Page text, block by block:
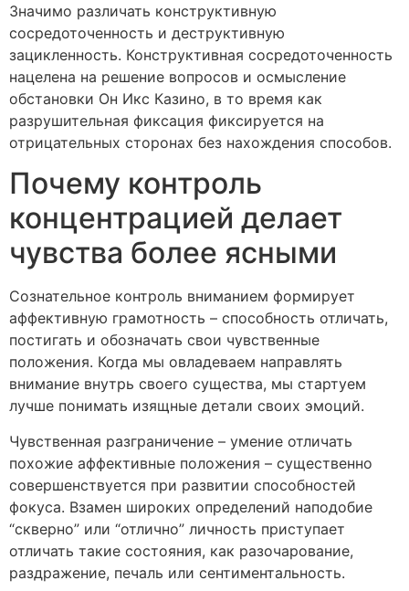
Значимо различать конструктивную
сосредоточенность и деструктивную
зацикленность. Конструктивная сосредоточенность
нацелена на решение вопросов и осмысление
обстановки Он Икс Казино, в то время как
разрушительная фиксация фиксируется на
отрицательных сторонах без нахождения способов.
Почему контроль
концентрацией делает
чувства более ясными
Сознательное контроль вниманием формирует
аффективную грамотность – способность отличать,
постигать и обозначать свои чувственные
положения. Когда мы овладеваем направлять
внимание внутрь своего существа, мы стартуем
лучше понимать изящные детали своих эмоций.
Чувственная разграничение – умение отличать
похожие аффективные положения – существенно
совершенствуется при развитии способностей
фокуса. Взамен широких определений наподобие
“скверно” или “отлично” личность приступает
отличать такие состояния, как разочарование,
раздражение, печаль или сентиментальность.